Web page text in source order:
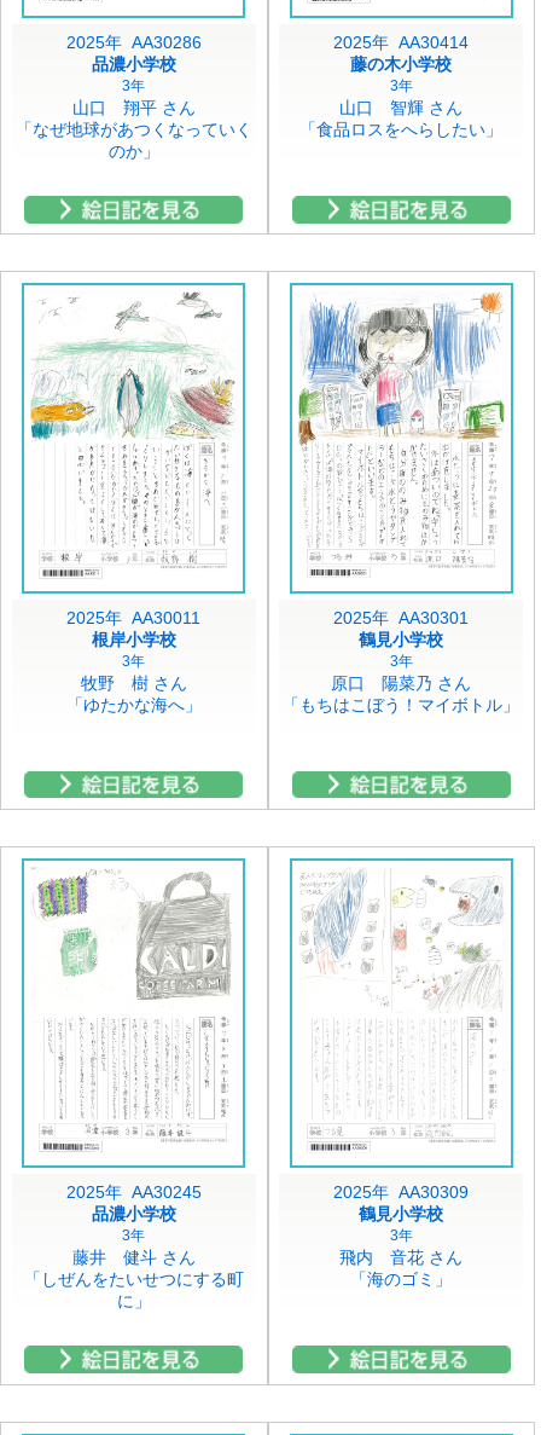
2025年 AA30286
品濃小学校
3年
山口 翔平 さん
「なぜ地球があつくなっていく
のか」
2025年 AA30414
藤の木小学校
3年
山口 智輝 さん
「食品ロスをへらしたい」
2025年 AA30011
根岸小学校
3年
牧野 樹 さん
「ゆたかな海へ」
2025年 AA30301
鶴見小学校
3年
原口 陽菜乃 さん
「もちはこぼう！マイボトル」
2025年 AA30245
品濃小学校
3年
藤井 健斗 さん
「しぜんをたいせつにする町
に」
2025年 AA30309
鶴見小学校
3年
飛内 音花 さん
「海のゴミ」